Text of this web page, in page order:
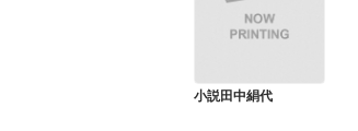
小説田中絹代